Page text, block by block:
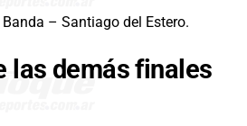
– Santiago del Estero.
las demás finales